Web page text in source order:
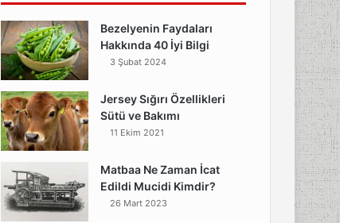
b
o
o
k
e
r
s
t
k
r
l
r
Bezelyenin Faydaları
Hakkında 40 İyi Bilgi
3 Şubat 2024
Jersey Sığırı Özellikleri
Sütü ve Bakımı
11 Ekim 2021
Matbaa Ne Zaman İcat
Edildi Mucidi Kimdir?
26 Mart 2023